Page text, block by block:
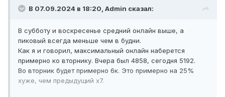
В 07.09.2024 в 18:20, Admin сказал:
В субботу и воскресенье средний онлайн выше, а
пиковый всегда меньше чем в будни.
Как я и говорил, максимальный онлайн наберется
примерно ко вторнику. Вчера был 4858, сегодня 5192.
Во вторник будет примерно 6к. Это примерно на 25%
хуже, чем предыдущий х7.